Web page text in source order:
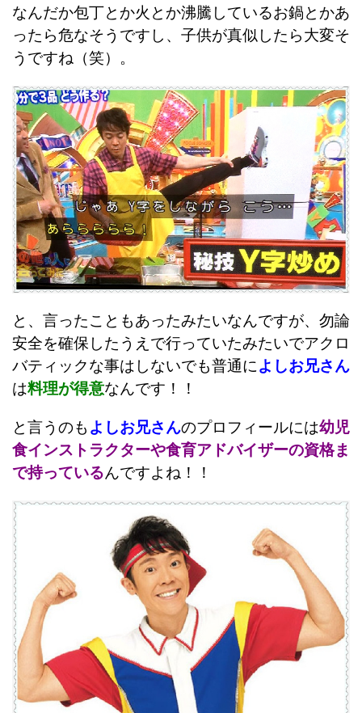
なんだか包丁とか火とか沸騰しているお鍋とかあ
ったら危なそうですし、子供が真似したら大変そ
うですね（笑）。
と、言ったこともあったみたいなんですが、勿論
安全を確保したうえで行っていたみたいでアクロ
バティックな事はしないでも普通によしお兄さん
は料理が得意なんです！！
と言うのも よしお兄さんのプロフィールには幼児
食インストラクターや食育アドバイザーの資格ま
で持っているんですよね！！